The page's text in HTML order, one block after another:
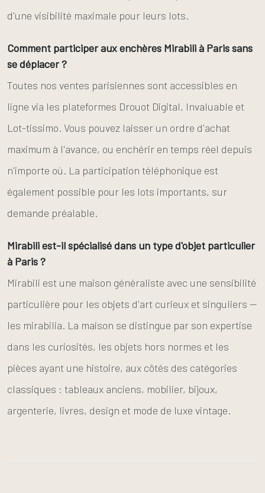
d'une visibilité maximale pour leurs lots.
Comment participer aux enchères Mirabili à Paris sans
se déplacer ?
Toutes nos ventes parisiennes sont accessibles en
ligne via les plateformes Drouot Digital, Invaluable et
Lot-tissimo. Vous pouvez laisser un ordre d'achat
maximum à l'avance, ou enchérir en temps réel depuis
n'importe où. La participation téléphonique est
également possible pour les lots importants, sur
demande préalable.
Mirabili est-il spécialisé dans un type d'objet particulier
à Paris ?
Mirabili est une maison généraliste avec une sensibilité
particulière pour les objets d'art curieux et singuliers —
les mirabilia. La maison se distingue par son expertise
dans les curiosités, les objets hors normes et les
pièces ayant une histoire, aux côtés des catégories
classiques : tableaux anciens, mobilier, bijoux,
argenterie, livres, design et mode de luxe vintage.